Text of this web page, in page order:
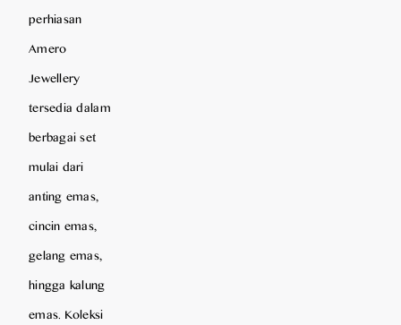
perhiasan
Amero
Jewellery
tersedia dalam
berbagai set
mulai dari
anting emas,
cincin emas,
gelang emas,
hingga kalung
emas. Koleksi